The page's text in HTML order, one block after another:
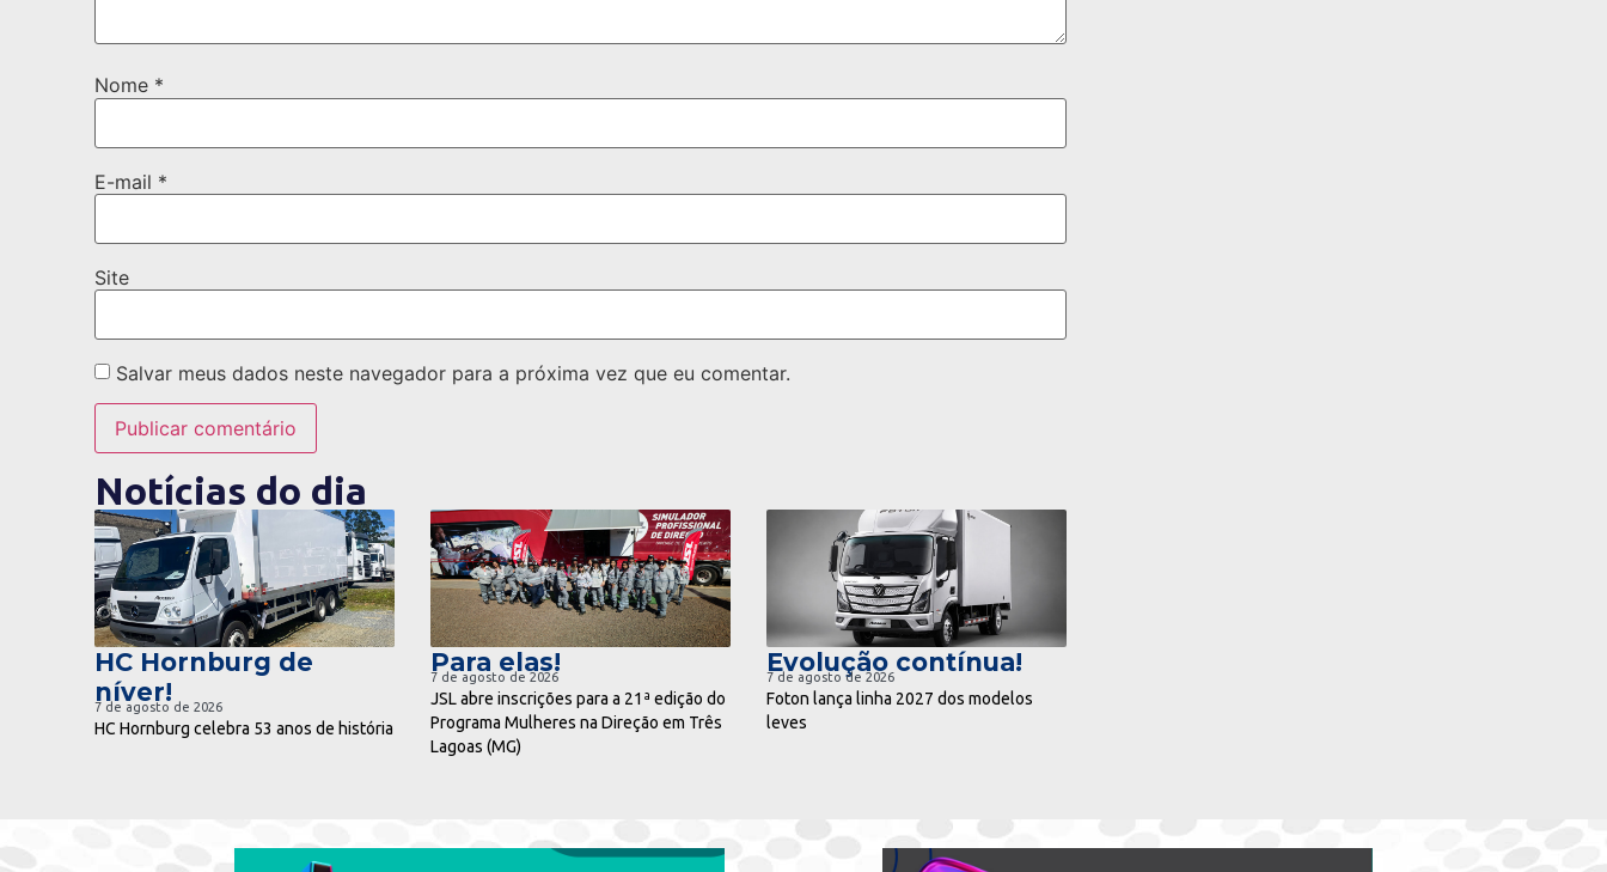
Nome *
E-mail *
Site
Salvar meus dados neste navegador para a próxima vez que eu comentar.
Notícias do dia
ir para notícia
HC Hornburg de
níver!
7 de agosto de 2026
HC Hornburg celebra 53 anos de história
ir para notícia
Para elas!
7 de agosto de 2026
JSL abre inscrições para a 21ª edição do
Programa Mulheres na Direção em Três
Lagoas (MG)
ir para notícia
Evolução contínua!
7 de agosto de 2026
Foton lança linha 2027 dos modelos
leves